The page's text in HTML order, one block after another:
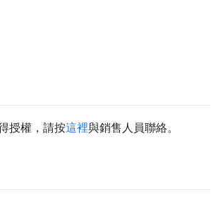
授權，請按這裡與銷售人員聯絡。